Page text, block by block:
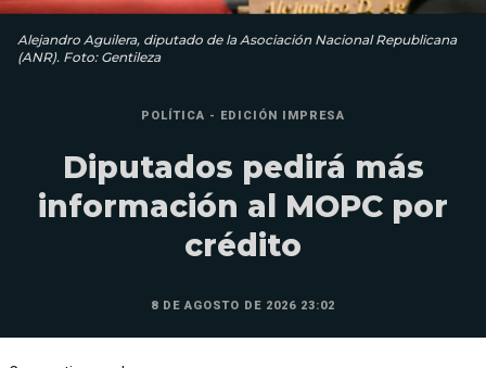
Alejandro Aguilera, diputado de la Asociación Nacional Republicana
(ANR). Foto: Gentileza
POLÍTICA - EDICIÓN IMPRESA
Diputados pedirá más
información al MOPC por
crédito
8 DE AGOSTO DE 2026 23:02